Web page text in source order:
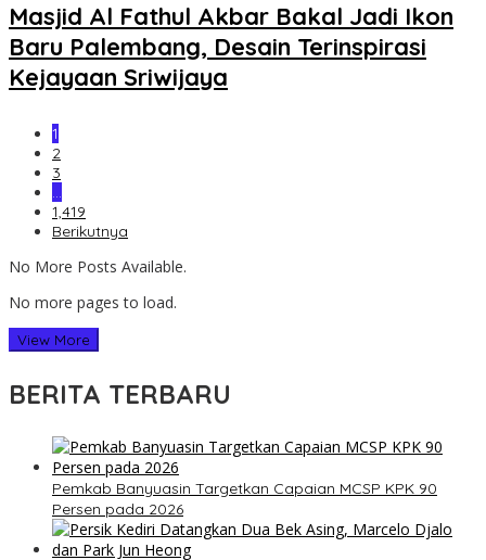
Masjid Al Fathul Akbar Bakal Jadi Ikon
Baru Palembang, Desain Terinspirasi
Kejayaan Sriwijaya
1
2
3
…
1,419
Berikutnya
No More Posts Available.
No more pages to load.
View More
BERITA TERBARU
Pemkab Banyuasin Targetkan Capaian MCSP KPK 90
Persen pada 2026